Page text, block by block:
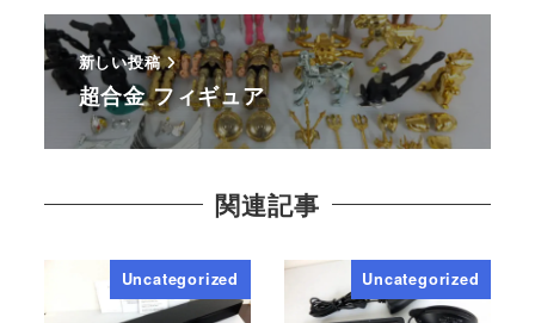
新しい投稿
超合金 フィギュア
関連記事
Uncategorized Uncategorized